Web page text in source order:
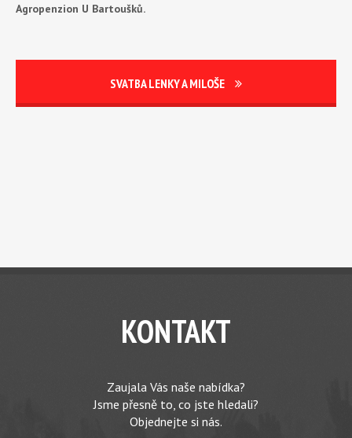
Agropenzion U Bartoušků.
SVATBA LENKY A MILOŠE
KONTAKT
Zaujala Vás naše nabídka?
Jsme přesně to, co jste hledali?
Objednejte si nás.